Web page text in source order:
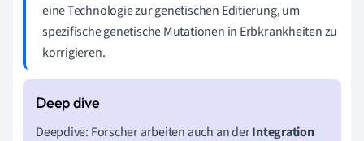
eine Technologie zur genetischen Editierung, um
spezifische genetische Mutationen in Erbkrankheiten zu
korrigieren.
Deepdive: Forscher arbeiten auch an derIntegration